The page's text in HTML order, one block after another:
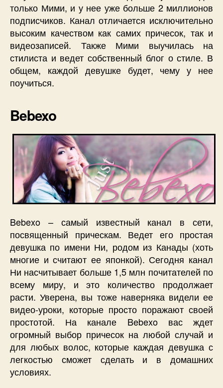
только Мими, и у нее уже больше 2 миллионов
подписчиков. Канал отличается исключительно
высоким качеством как самих причесок, так и
видеозаписей. Также Мими выучилась на
стилиста и ведет собственный блог о стиле. В
общем, каждой девушке будет, чему у нее
поучиться.
Bebexo
Bebexo – самый известный канал в сети,
посвященный прическам. Ведет его простая
девушка по имени Ни, родом из Канады (хоть
многие и считают ее японкой). Сегодня канал
Ни насчитывает больше 1,5 млн почитателей по
всему миру, и это количество продолжает
расти. Уверена, вы тоже наверняка видели ее
видео-уроки, которые просто поражают своей
простотой. На канале Bebexo вас ждет
огромный выбор причесок на любой случай и
для любых волос, которые каждая девушка с
легкостью сможет сделать и в домашних
условиях.